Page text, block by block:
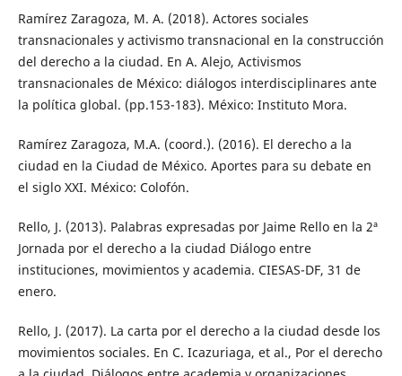
Ramírez Zaragoza, M. A. (2018). Actores sociales
transnacionales y activismo transnacional en la construcción
del derecho a la ciudad. En A. Alejo, Activismos
transnacionales de México: diálogos interdisciplinares ante
la política global. (pp.153-183). México: Instituto Mora.
Ramírez Zaragoza, M.A. (coord.). (2016). El derecho a la
ciudad en la Ciudad de México. Aportes para su debate en
el siglo XXI. México: Colofón.
Rello, J. (2013). Palabras expresadas por Jaime Rello en la 2ª
Jornada por el derecho a la ciudad Diálogo entre
instituciones, movimientos y academia. CIESAS-DF, 31 de
enero.
Rello, J. (2017). La carta por el derecho a la ciudad desde los
movimientos sociales. En C. Icazuriaga, et al., Por el derecho